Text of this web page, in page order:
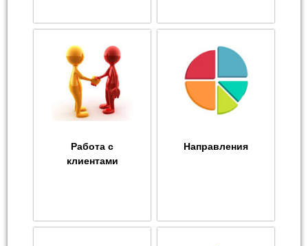
Работа с
клиентами
Направления